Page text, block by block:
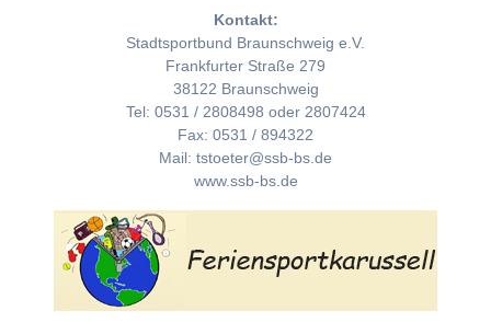
Kontakt:
Stadtsportbund Braunschweig e.V.
Frankfurter Straße 279
38122 Braunschweig
Tel: 0531 / 2808498 oder 2807424
Fax: 0531 / 894322
Mail: tstoeter@ssb-bs.de
www.ssb-bs.de